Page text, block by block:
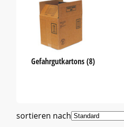
Gefahrgutkartons (8)
sortieren nach